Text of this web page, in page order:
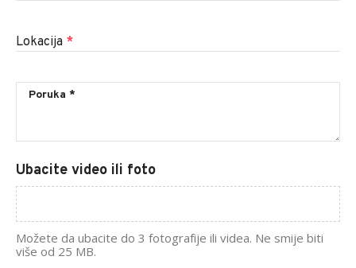
Lokacija *
Ubacite video ili foto
Možete da ubacite do 3 fotografije ili videa. Ne smije biti
više od 25 MB.